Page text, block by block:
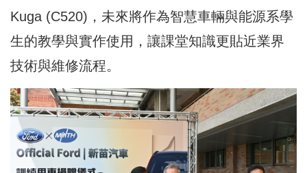
Kuga (C520)，未來將作為智慧車輛與能源系學
生的教學與實作使用，讓課堂知識更貼近業界
技術與維修流程。